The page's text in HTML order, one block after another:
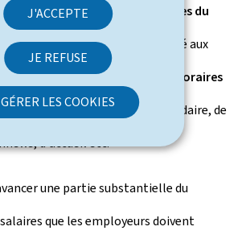
J'ACCEPTE
JE REFUSE
GÉRER LES COOKIES
sur les indemnités pécuniaires du
extraordinaire
, accordé aux
par lesfermetures temporaires
fondamental et secondaire, de
d'accueil etc.
une partie substantielle du
que les employeurs doivent